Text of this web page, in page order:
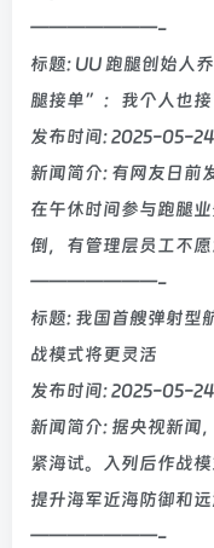
———————-
标题: UU 跑腿创始人
腿接单”：我个人也
发布时间: 2025-05-
新闻简介: 有网友日前
在午休时间参与跑腿
倒，有管理层员工不
———————-
标题: 我国首艘弹射
战模式将更灵活
发布时间: 2025-05-
新闻简介: 据央视新
紧海试。入列后作战
提升海军近海防御和
———————-